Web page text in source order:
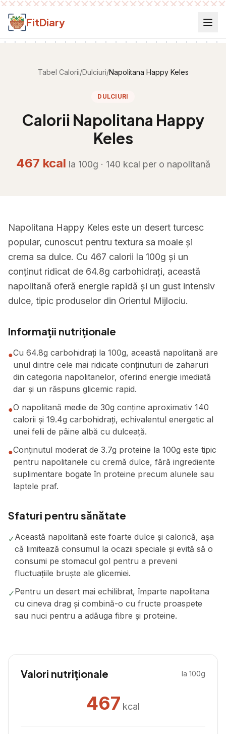
Salt la conținut
FitDiary
Tabel Calorii/Dulciuri/Napolitana Happy Keles
DULCIURI
Calorii Napolitana Happy
Keles
467 kcal la 100g · 140 kcal per o napolitană
Napolitana Happy Keles este un desert turcesc
popular, cunoscut pentru textura sa moale și
crema sa dulce. Cu 467 calorii la 100g și un
conținut ridicat de 64.8g carbohidrați, această
napolitană oferă energie rapidă și un gust intensiv
dulce, tipic produselor din Orientul Mijlociu.
Informații nutriționale
●Cu 64.8g carbohidrați la 100g, această napolitană are
unul dintre cele mai ridicate conținuturi de zaharuri
din categoria napolitanelor, oferind energie imediată
dar și un răspuns glicemic rapid.
●O napolitană medie de 30g conține aproximativ 140
calorii și 19.4g carbohidrați, echivalentul energetic al
unei felii de pâine albă cu dulceață.
●Conținutul moderat de 3.7g proteine la 100g este tipic
pentru napolitanele cu cremă dulce, fără ingrediente
suplimentare bogate în proteine precum alunele sau
laptele praf.
Sfaturi pentru sănătate
✓Această napolitană este foarte dulce și calorică, așa
că limitează consumul la ocazii speciale și evită să o
consumi pe stomacul gol pentru a preveni
fluctuațiile bruște ale glicemiei.
✓Pentru un desert mai echilibrat, împarte napolitana
cu cineva drag și combină-o cu fructe proaspete
sau nuci pentru a adăuga fibre și proteine.
Valori nutriționale la 100g
467 kcal